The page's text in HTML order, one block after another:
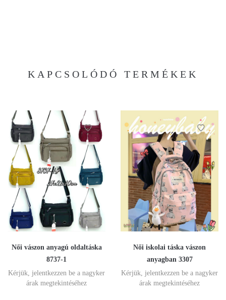
KAPCSOLÓDÓ TERMÉKEK
Női vászon anyagú oldaltáska
8737-1
Kérjük, jelentkezzen be a nagyker
árak megtekintéséhez
Női iskolai táska vászon
anyagban 3307
Kérjük, jelentkezzen be a nagyker
árak megtekintéséhez